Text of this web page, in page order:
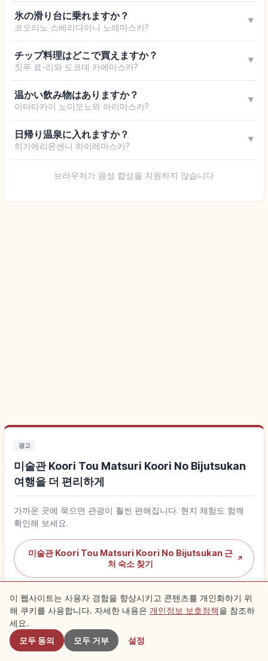
氷の滑り台に乗れますか？
코오리노 스베리다이니 노레마스카?
▼
チップ料理はどこで買えますか？
칫푸 료-리와 도코데 카에마스카?
▼
温かい飲み物はありますか？
아타타카이 노미모노와 아리마스카?
▼
日帰り温泉に入れますか？
히가에리온센니 하이레마스카?
▼
브라우저가 음성 합성을 지원하지 않습니다
광고
미술관 Koori Tou Matsuri Koori No Bijutsukan
여행을 더 편리하게
가까운 곳에 묵으면 관광이 훨씬 편해집니다. 현지 체험도 함께
확인해 보세요.
미술관 Koori Tou Matsuri Koori No Bijutsukan 근
처 숙소 찾기
↗
미술관 Koori Tou Matsuri Koori No Bijutsukan 체
험 찾기
↗
근처 스팟
이 웹사이트는 사용자 경험을 향상시키고 콘텐츠를 개인화하기 위
해 쿠키를 사용합니다. 자세한 내용은 개인정보 보호정책을 참조하
세요.
모두 동의
모두 거부 설정